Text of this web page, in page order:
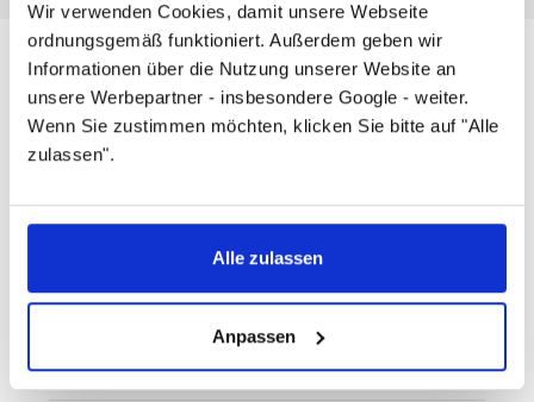
Wir verwenden Cookies, damit unsere Webseite
ordnungsgemäß funktioniert. Außerdem geben wir
Informationen über die Nutzung unserer Website an
unsere Werbepartner - insbesondere Google - weiter.
Wenn Sie zustimmen möchten, klicken Sie bitte auf "Alle
zulassen".
Alle zulassen
Anpassen
Überblick
Bemerkung
für VHS
Benennung
Kunststoffverkleidung
0,082